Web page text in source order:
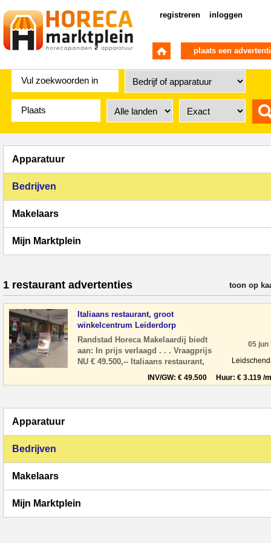
registreren inloggen
plaats een
Apparatuur
Bedrijven
Makelaars
Mijn Marktplein
1 restaurant advertenties verfijn
toon op
Italiaans restaurant, groot
winkelcentrum Leiderdorp
Randstad Horeca Makelaardij biedt
aan: In prijs verlaagd . . . Vraagprijs
NU € 49.500,-- Italiaans restaurant,
gelegen in een groot winkelcentrum
Wink
05 jun
INV/GW: € 49.500 Huur: € 3.119 /
Apparatuur
Bedrijven
Makelaars
Mijn Marktplein